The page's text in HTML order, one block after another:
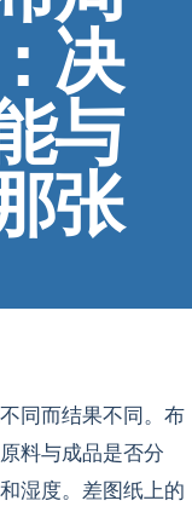
决
与
张
同而结果不同。布
料与成品是否分
湿度。差图纸上的